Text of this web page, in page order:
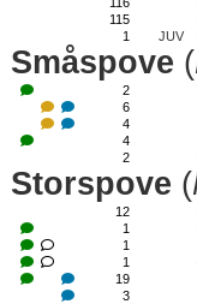
115
1
JUV
Småspove (
2
6
4
4
2
Storspove (
12
1
1
1
19
3